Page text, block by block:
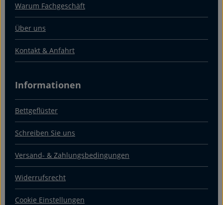
Warum Fachgeschäft
Über uns
Kontakt & Anfahrt
Informationen
Bettgeflüster
Schreiben Sie uns
Versand- & Zahlungsbedingungen
Widerrufsrecht
Cookie Einstellungen